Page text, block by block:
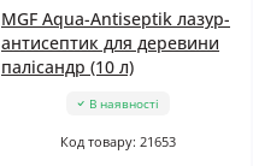
MGF Aqua-Antiseptik лазур-
антисептик для деревини
палісандр (10 л)
В наявності
Код товару: 21653